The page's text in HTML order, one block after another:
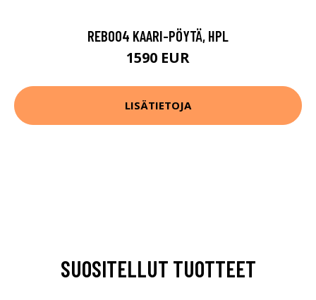
REB004 KAARI-PÖYTÄ, HPL
1590 EUR
LISÄTIETOJA
SUOSITELLUT TUOTTEET